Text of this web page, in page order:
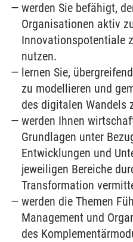
werden Sie befähigt,
Organisationen aktiv
Innovationspotentiale
nutzen.
lernen Sie,
zu modellieren und
des digitalen Wandels
werden Ihnen
Grundlagen unter
Entwicklungen und
jeweiligen Bereiche
Transformation
werden die Themen
Management und
des